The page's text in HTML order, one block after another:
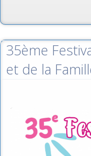
35ème
et de la